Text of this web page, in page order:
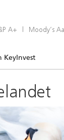
A+ | Moody’s
KeyInvest